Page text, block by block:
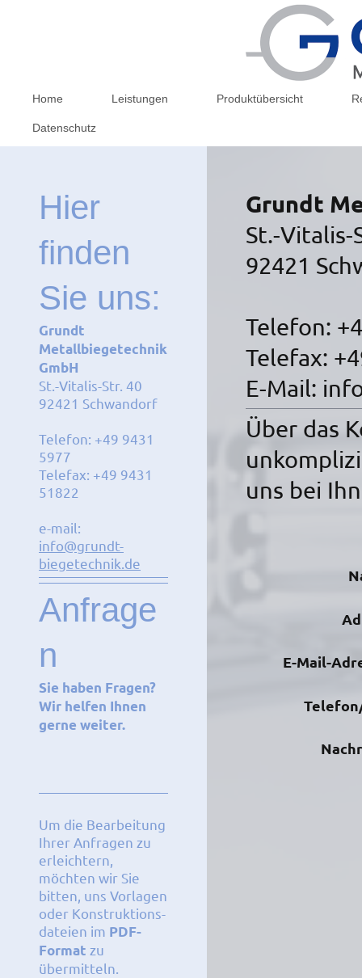
Home Leistungen Produktübersicht
Datenschutz
Grundt
St.-Vitalis-
92421
Telefon:
Telefax:
E-Mail:
Über das
uns bei
E-Mail-
Hier
finden
Sie uns:
Grundt
Metallbiegetechnik
GmbH
St.-Vitalis-Str. 40
92421 Schwandorf
Telefon: +49 9431
5977
Telefax: +49 9431
51822
e-mail:
info@grundt-
biegetechnik.de
Anfrage
n
Sie haben Fragen?
Wir helfen Ihnen
gerne weiter.
Um die Bearbeitung
Ihrer Anfragen zu
erleichtern,
möchten wir Sie
bitten, uns Vorlagen
oder Konstruktions-
dateien im PDF-
Format zu
übermitteln.